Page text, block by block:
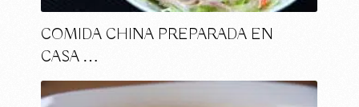
COMIDA CHINA PREPARADA EN
CASA …